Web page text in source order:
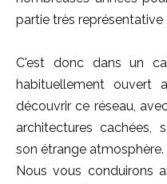
partie très représentative
C'est donc dans un
habituellement ouvert
découvrir ce réseau,
architectures cachées,
son étrange atmosphère.
Nous vous conduirons